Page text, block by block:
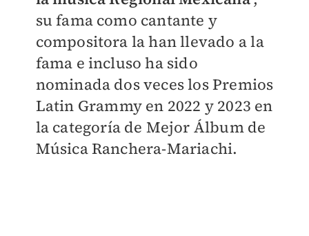
su fama como cantante y
compositora la han llevado a la
fama e incluso ha sido
nominada dos veces los Premios
Latin Grammy en 2022 y 2023 en
la categoría de Mejor Álbum de
Música Ranchera-Mariachi.